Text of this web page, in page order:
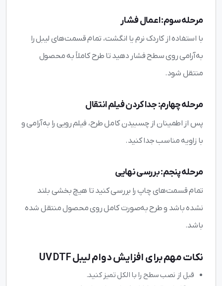
مرحله سوم: اعمال فشار
با استفاده از کاردک نرم یا انگشت، تمام قسمت‌های لیبل را
به‌آرامی روی سطح فشار دهید تا طرح کاملاً به محصول
منتقل شود.
مرحله چهارم: جدا کردن فیلم انتقال
پس از اطمینان از چسبیدن کامل طرح، فیلم رویی را به‌آرامی و
با زاویه مناسب جدا کنید.
مرحله پنجم: بررسی نهایی
تمام قسمت‌های چاپ را بررسی کنید تا هیچ بخشی بلند
نشده باشد و طرح به‌صورت کامل روی محصول منتقل شده
باشد.
نکات مهم برای افزایش دوام لیبل UV DTF
قبل از نصب سطح را با الکل تمیز کنید.